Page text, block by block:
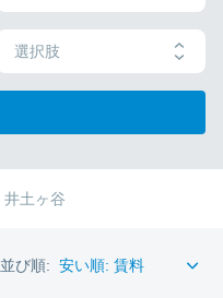
選択肢
井土ヶ谷
並び順: